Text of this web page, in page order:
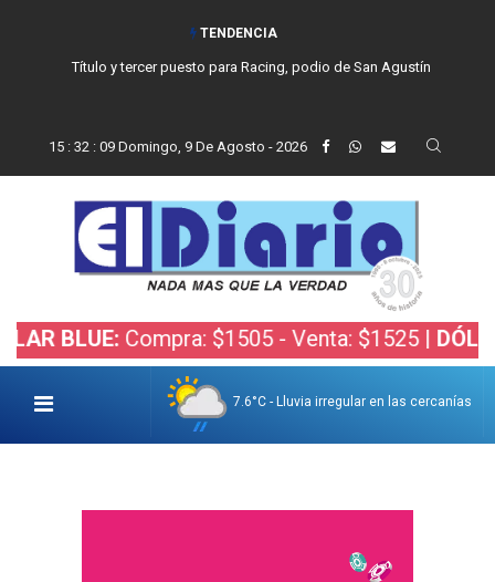
TENDENCIA
Título y tercer puesto para Racing, podio de San Agustín
15 : 32 : 10 Domingo, 9 De Agosto - 2026
Compra: $1505 - Venta: $1525 | DÓLAR
7.6°C - Lluvia irregular en las cercanías